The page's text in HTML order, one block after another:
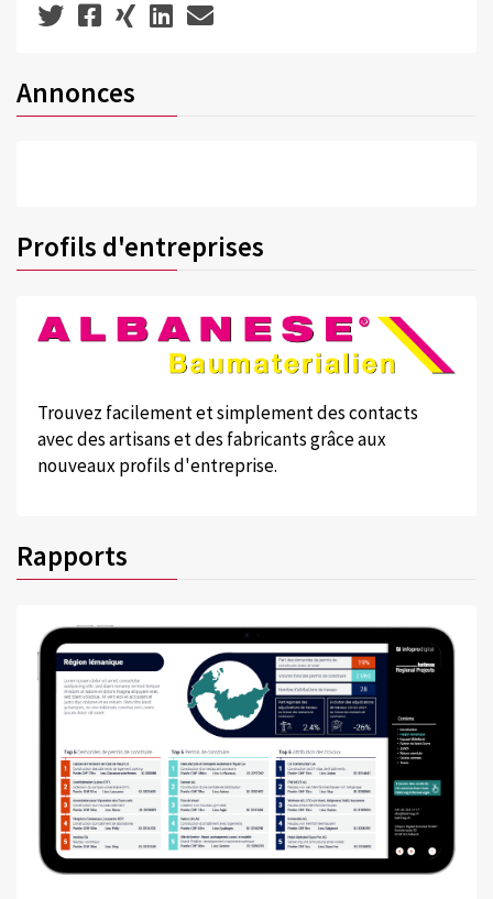
Annonces
Profils d'entreprises
Trouvez facilement et simplement des contacts
avec des artisans et des fabricants grâce aux
nouveaux profils d'entreprise.
Rapports